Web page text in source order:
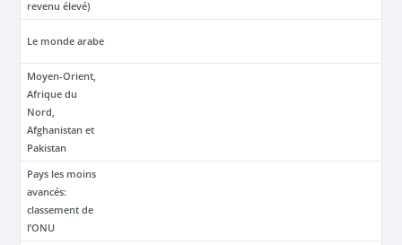
revenu élevé)
Le monde arabe
Moyen-Orient,
Afrique du
Nord,
Afghanistan et
Pakistan
Pays les moins
avancés:
classement de
l’ONU